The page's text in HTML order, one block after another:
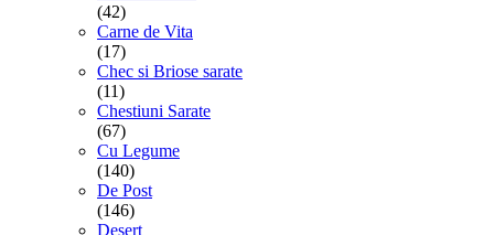
(42)
Carne de Vita
(17)
Chec si Briose sarate
(11)
Chestiuni Sarate
(67)
Cu Legume
(140)
De Post
(146)
Desert